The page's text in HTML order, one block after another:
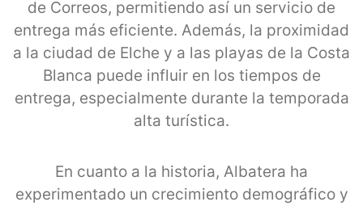
de Correos, permitiendo así un servicio de
entrega más eficiente. Además, la proximidad
a la ciudad de Elche y a las playas de la Costa
Blanca puede influir en los tiempos de
entrega, especialmente durante la temporada
alta turística.
En cuanto a la historia, Albatera ha
experimentado un crecimiento demográfico y